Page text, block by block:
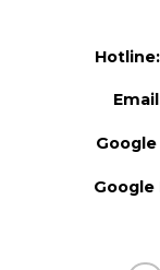
Hotline:
Google
Google